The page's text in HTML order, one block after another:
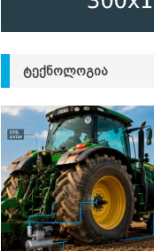
ᲢᲔᲥᲜᲝᲚᲝᲒᲘᲐ